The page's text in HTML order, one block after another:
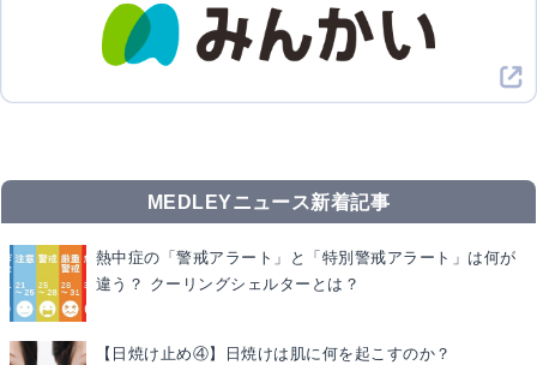
MEDLEYニュース新着記事
熱中症の「警戒アラート」と「特別警戒アラート」は何が
違う？ クーリングシェルターとは？
【日焼け止め④】日焼けは肌に何を起こすのか？